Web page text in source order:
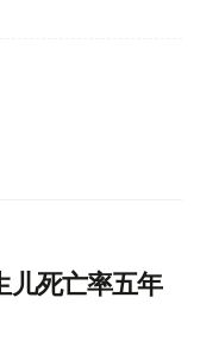
儿死亡率五年